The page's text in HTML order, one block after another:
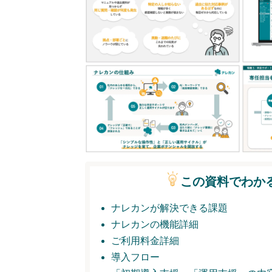
この資料でわか
ナレカンが解決できる課題
ナレカンの機能詳細
ご利用料金詳細
導入フロー